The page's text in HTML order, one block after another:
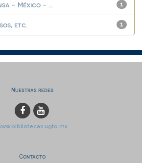
1
– México - ...
1
etc.
Nuestras redes
Contacto